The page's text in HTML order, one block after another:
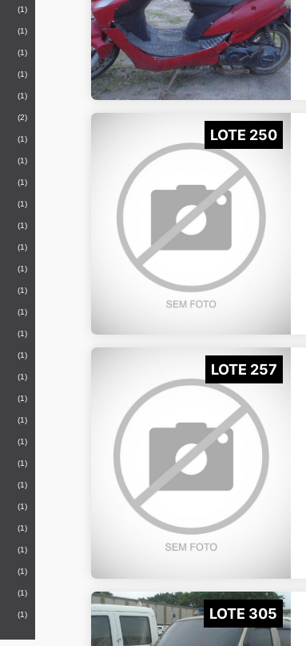
(1)
(1)
(1)
(1)
(1)
(2)
(1)
(1)
(1)
(1)
(1)
(1)
(1)
(1)
(1)
(1)
(1)
(1)
(1)
(1)
(1)
(1)
(1)
(1)
(1)
(1)
(1)
(1)
(1)
LOTE 250
LOTE 257
LOTE 305